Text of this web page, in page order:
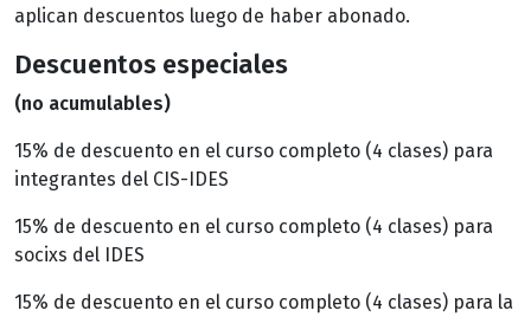
aplican descuentos luego de haber abonado.
Descuentos especiales
(no acumulables)
15% de descuento en el curso completo (4 clases) para
integrantes del CIS-IDES
15% de descuento en el curso completo (4 clases) para
socixs del IDES
15% de descuento en el curso completo (4 clases) para la